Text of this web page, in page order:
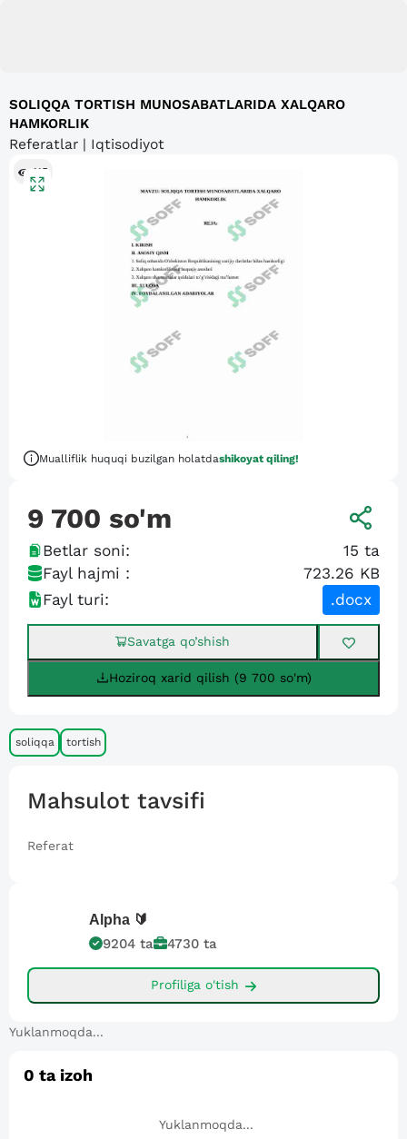
SOLIQQA TORTISH MUNOSABATLARIDA XALQARO
HAMKORLIK
Referatlar | Iqtisodiyot
115
Mualliflik huquqi buzilgan holatdashikoyat qiling!
9 700 so'm
Betlar soni: 15 ta
Fayl hajmi :
723.26 KB
Fayl turi:
.docx
Savatga qo’shish
Hoziroq xarid qilish (9 700 so'm)
soliqqa tortish
Mahsulot tavsifi
Referat
Alpha 🔰
9204 ta 4730 ta
Profiliga o'tish
Yuklanmoqda...
0 ta izoh
Yuklanmoqda...